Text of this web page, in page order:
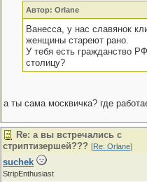
Автор: Orlane
Ванесса, у нас славянок
женщины стареют рано.
У тебя есть гражданство
столицу?
а ты сама москвичка? где
Re: а вы встречались с
стриптизершей??? [Re: Orlane]
suchek
StripEnthusiast